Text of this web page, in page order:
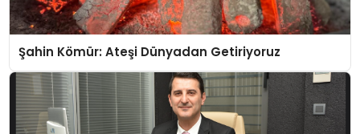
Şahin Kömür: Ateşi Dünyadan Getiriyoruz